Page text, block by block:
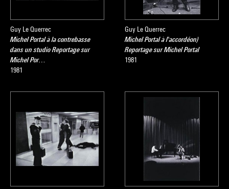
Guy Le Querrec
Michel Portal à la contrebasse
dans un studio Reportage sur
Michel Por…
1981
Guy Le Querrec
Michel Portal à l'accordéon)
Reportage sur Michel Portal
1981